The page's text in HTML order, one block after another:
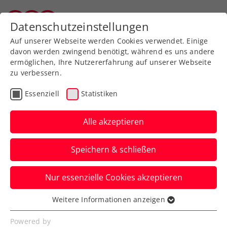
Zurück zur Newsübersicht
Turniere
ATP Genf: Ofner verlangt
Weltklassemann Ruud
eine Menge ab
Österreichs Topspieler gelingt gegen die
Nummer sieben der Welt ein Satzgewinn.
Verfasst von: Manuel Wachta, 23.05.2024
Datenschutzeinstellungen
Auf unserer Webseite werden Cookies verwendet. Einige
davon werden zwingend benötigt, während es uns andere
ermöglichen, Ihre Nutzererfahrung auf unserer Webseite
zu verbessern.
Essenziell Statistiken
Alle akzeptieren
Speichern & schließen
Nur essenzielle Cookies akzeptieren
Essenziell
Essenzielle Cookies werden für grundlegende
Weitere Informationen anzeigen
Powered by